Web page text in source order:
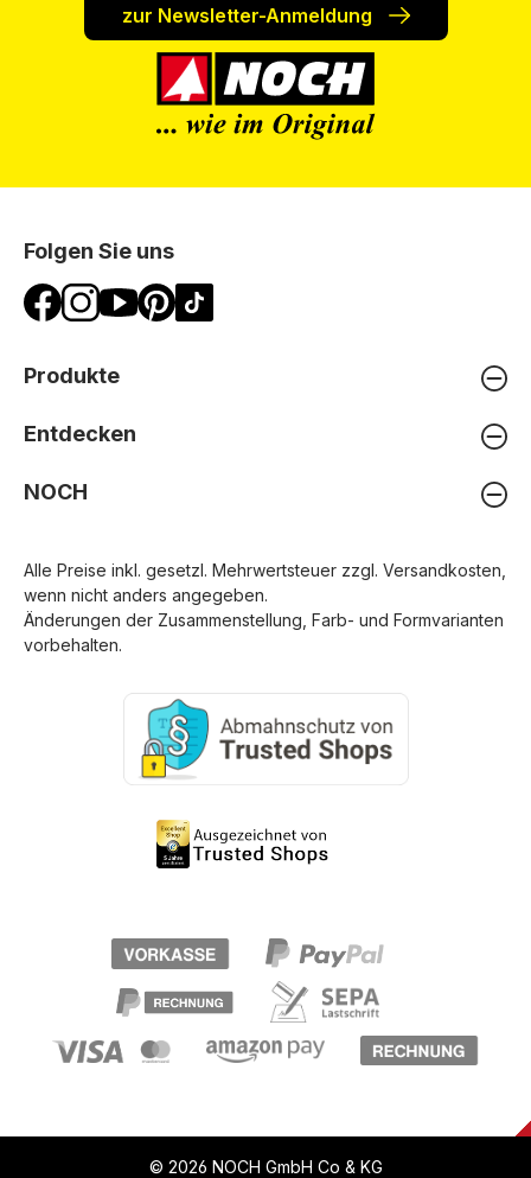
zur Newsletter-Anmeldung
Folgen Sie uns
Produkte
Entdecken
NOCH
Alle Preise inkl. gesetzl. Mehrwertsteuer zzgl. Versandkosten
wenn nicht anders angegeben.
Änderungen der Zusammenstellung, Farb- und Formvarianten
vorbehalten.
© 2026 NOCH GmbH Co & KG